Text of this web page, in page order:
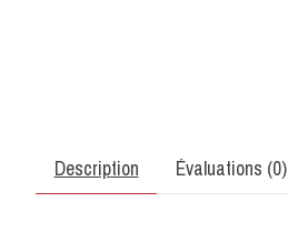
Description Évaluations (0)